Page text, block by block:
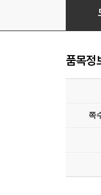
The
품목정
쪽